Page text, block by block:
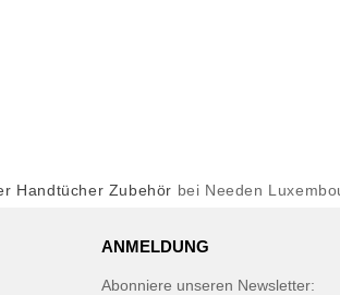
Handtücher Zubehör bei Needen
ANMELDUNG
Abonniere unseren Newsletter: